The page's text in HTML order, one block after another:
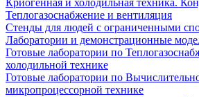
Криогенная и холодильная техника.
Теплогазоснабжение и вентиляция
Стенды для людей с ограниченными
Лаборатории и демонстрационные
Готовые лаборатории по
холодильной технике
Готовые лаборатории по
микропроцессорной технике